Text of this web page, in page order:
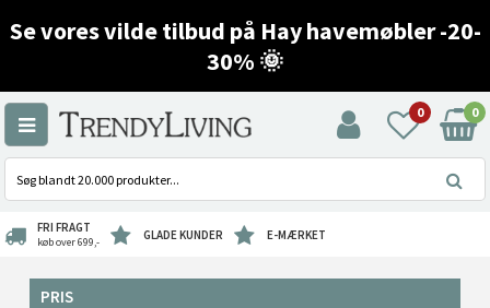
Se vores vilde tilbud på Hay havemøbler -20-
30% 🌞
0 0
FRI FRAGT
køb over 699,- GLADE KUNDER E-MÆRKET
PRIS